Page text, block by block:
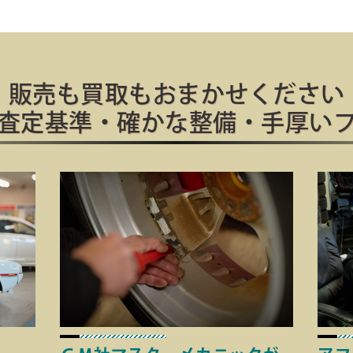
販売も買取もおまかせください
定基準・確かな整備・手厚い